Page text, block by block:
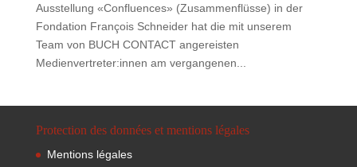
Ausstellung «Confluences» (Zusammenflüsse) in der
Fondation François Schneider hat die mit unserem
Team von BUCH CONTACT angereisten
Medienvertreter:innen am vergangenen...
Protection des données et mentions légales
Mentions légales